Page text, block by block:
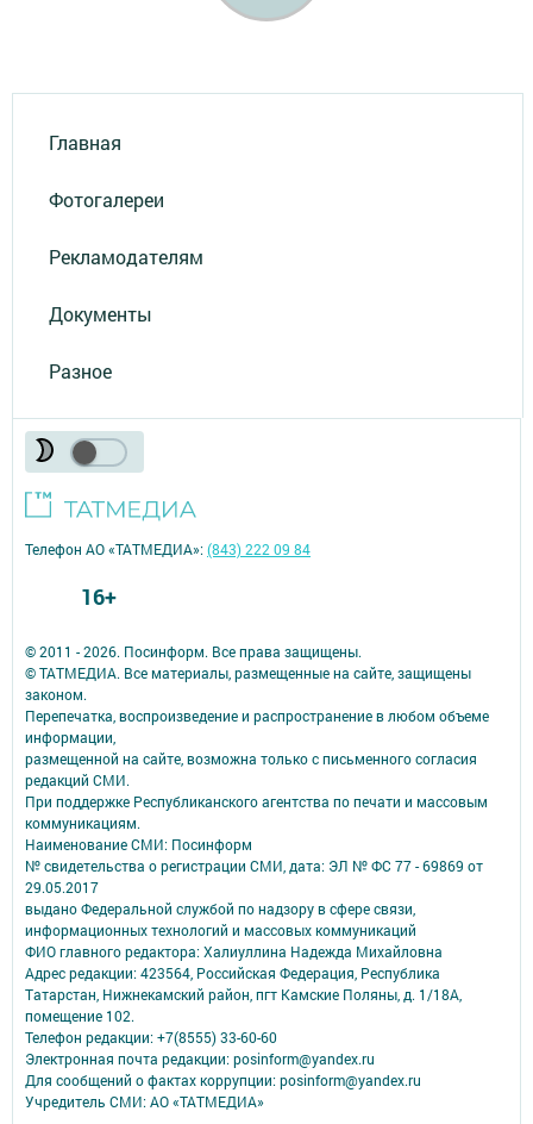
Главная
Фотогалереи
Рекламодателям
Документы
Разное
© 2011 - 2026. Посинформ. Все права защищены.
© ТАТМЕДИА. Все материалы, размещенные на сайте, защищены
законом.
Перепечатка, воспроизведение и распространение в любом объеме
информации,
размещенной на сайте, возможна только с письменного согласия
редакций СМИ.
При поддержке Республиканского агентства по печати и массовым
коммуникациям.
Наименование СМИ: Посинформ
№ свидетельства о регистрации СМИ, дата: ЭЛ № ФС 77 - 69869 от
29.05.2017
выдано Федеральной службой по надзору в сфере связи,
информационных технологий и массовых коммуникаций
ФИО главного редактора: Халиуллина Надежда Михайловна
Адрес редакции: 423564, Российская Федерация, Республика
Татарстан, Нижнекамский район, пгт Камские Поляны, д. 1/18А,
помещение 102.
Телефон редакции: +7(8555) 33-60-60
Электронная почта редакции: posinform@yandex.ru
Для сообщений о фактах коррупции: posinform@yandex.ru
Учредитель СМИ: АО «ТАТМЕДИА»
Телефон АО «ТАТМЕДИА»:(843) 222 09 84
16+